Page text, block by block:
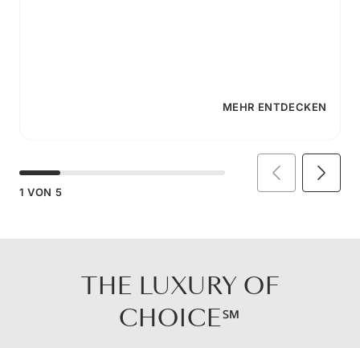
MEHR ENTDECKEN
1 VON 5
THE LUXURY OF
CHOICE℠